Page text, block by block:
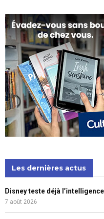
Les dernières actus
Disney teste déjà
7 août 2026